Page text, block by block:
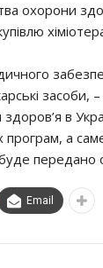
охорони
засоби,
в
а
передано
Email